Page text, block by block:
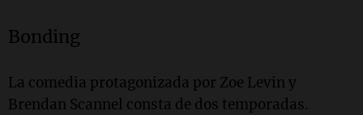
Bonding
La comedia protagonizada por Zoe Levin y
Brendan Scannel consta de dos temporadas.